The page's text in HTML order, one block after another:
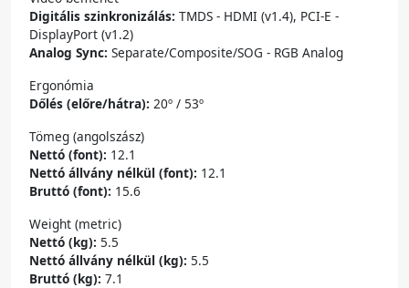
Digitális szinkronizálás: TMDS - HDMI (v1.4), PCI-E -
DisplayPort (v1.2)
Analog Sync: Separate/Composite/SOG - RGB Analog
Ergonómia
Dőlés (előre/hátra): 20º / 53º
Tömeg (angolszász)
Nettó (font): 12.1
Nettó állvány nélkül (font): 12.1
Bruttó (font): 15.6
Weight (metric)
Nettó (kg): 5.5
Nettó állvány nélkül (kg): 5.5
Bruttó (kg): 7.1